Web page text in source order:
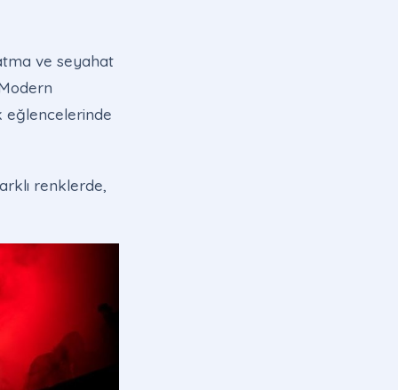
ve seyahat
eğlencelerinde
renklerde,